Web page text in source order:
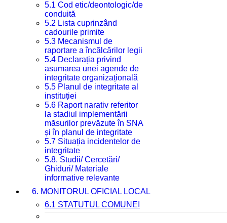
5.1 Cod etic/deontologic/de
conduită
5.2 Lista cuprinzând
cadourile primite
5.3 Mecanismul de
raportare a încălcărilor legii
5.4 Declarația privind
asumarea unei agende de
integritate organizațională
5.5 Planul de integritate al
instituției
5.6 Raport narativ referitor
la stadiul implementării
măsurilor prevăzute în SNA
și în planul de integritate
5.7 Situația incidentelor de
integritate
5.8. Studii/ Cercetări/
Ghiduri/ Materiale
informative relevante
6. MONITORUL OFICIAL LOCAL
6.1 STATUTUL COMUNEI